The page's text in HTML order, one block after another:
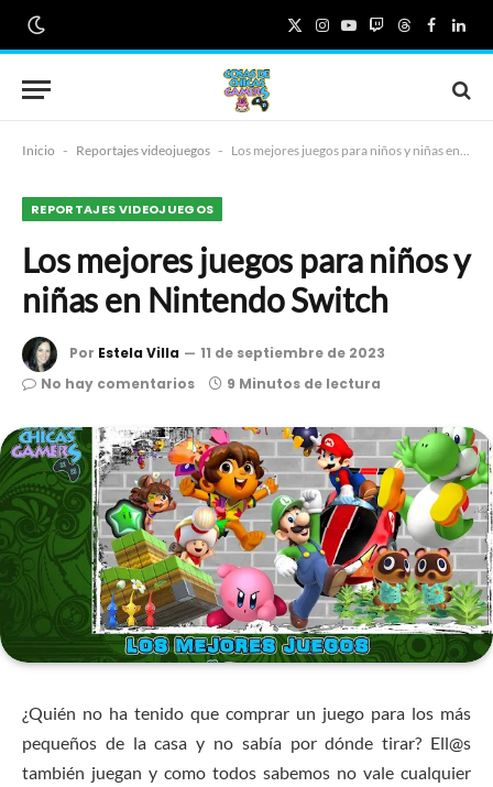
X
(Twitter)
Instagram
YouTube
TwitchThreads
Inicio - Reportajes videojuegos - Los mejores juegos para niños y niñas en Nintendo Switch
REPORTAJES VIDEOJUEGOS
Los mejores juegos para niños y
niñas en Nintendo Switch
Por Estela Villa
11 de septiembre de 2023
No hay comentarios
9 Minutos de lectura
¿Quién no ha tenido que comprar un juego para los más
pequeños de la casa y no sabía por dónde tirar? Ell@s
también juegan y como todos sabemos no vale cualquier